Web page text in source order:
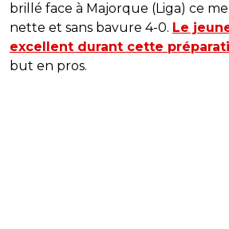
brillé face à Majorque (Liga) ce
nette et sans bavure 4-0. Le
excellent durant cette
but en pros.